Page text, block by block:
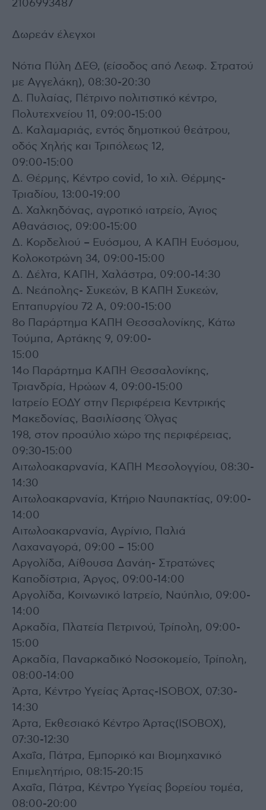
2106993487
Δωρεάν έλεγχοι
Νότια Πύλη ΔΕΘ, (είσοδος από Λεωφ. Στρατού
με Αγγελάκη), 08:30-20:30
Δ. Πυλαίας, Πέτρινο πολιτιστικό κέντρο,
Πολυτεχνείου 11, 09:00-15:00
Δ. Καλαμαριάς, εντός δημοτικού θεάτρου,
οδός Χηλής και Τριπόλεως 12,
09:00-15:00
Δ. Θέρμης, Κέντρο covid, 1ο χιλ. Θέρμης-
Τριαδίου, 13:00-19:00
Δ. Χαλκηδόνας, αγροτικό ιατρείο, Άγιος
Αθανάσιος, 09:00-15:00
Δ. Κορδελιού – Ευόσμου, Α ΚΑΠΗ Ευόσμου,
Κολοκοτρώνη 34, 09:00-15:00
Δ. Δέλτα, ΚΑΠΗ, Χαλάστρα, 09:00-14:30
Δ. Νεάπολης- Συκεών, Β ΚΑΠΗ Συκεών,
Επταπυργίου 72 Α, 09:00-15:00
8ο Παράρτημα ΚΑΠΗ Θεσσαλονίκης, Κάτω
Τούμπα, Αρτάκης 9, 09:00-
15:00
14ο Παράρτημα ΚΑΠΗ Θεσσαλονίκης,
Τριανδρία, Ηρώων 4, 09:00-15:00
Ιατρείο ΕΟΔΥ στην Περιφέρεια Κεντρικής
Μακεδονίας, Βασιλίσσης Όλγας
198, στον προαύλιο χώρο της περιφέρειας,
09:30-15:00
Αιτωλοακαρνανία, ΚΑΠΗ Μεσολογγίου, 08:30-
14:30
Αιτωλοακαρνανία, Κτήριο Ναυπακτίας, 09:00-
14:00
Αιτωλοακαρνανία, Αγρίνιο, Παλιά
Λαχαναγορά, 09:00 – 15:00
Αργολίδα, Αίθουσα Δανάη- Στρατώνες
Καποδίστρια, Άργος, 09:00-14:00
Αργολίδα, Κοινωνικό Ιατρείο, Ναύπλιο, 09:00-
14:00
Αρκαδία, Πλατεία Πετρινού, Τρίπολη, 09:00-
15:00
Αρκαδία, Παναρκαδικό Νοσοκομείο, Τρίπολη,
08:00-14:00
Άρτα, Κέντρο Υγείας Άρτας-ISOBOX, 07:30-
14:30
Άρτα, Εκθεσιακό Κέντρο Άρτας(ISOBOX),
07:30-12:30
Αχαΐα, Πάτρα, Εμπορικό και Βιομηχανικό
Επιμελητήριο, 08:15-20:15
Αχαΐα, Πάτρα, Κέντρο Υγείας βορείου τομέα,
08:00-20:00